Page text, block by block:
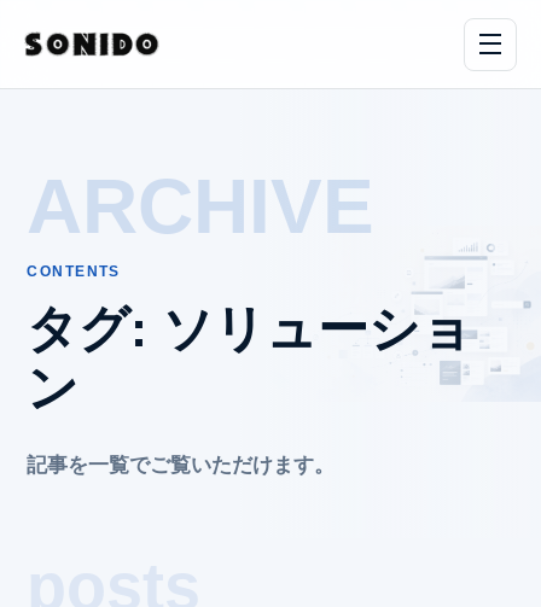
ARCHIVE
CONTENTS
タグ: ソリューショ
ン
記事を一覧でご覧いただけます。